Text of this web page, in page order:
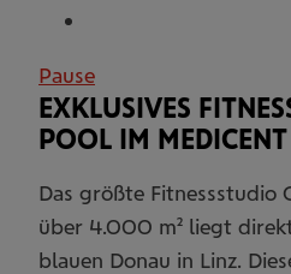
Pause
EXKLUSIVES
POOL IM
Das größte Fitnessstudio
über 4.000 m² liegt
blauen Donau in Linz.